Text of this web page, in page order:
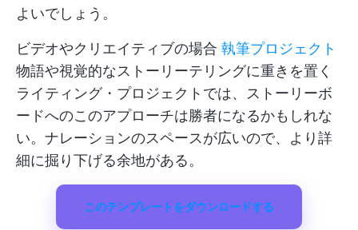
よいでしょう。
ビデオやクリエイティブの場合 執筆プロジェクト
物語や視覚的なストーリーテリングに重きを置く
ライティング・プロジェクトでは、ストーリーボ
ードへのこのアプローチは勝者になるかもしれな
い。ナレーションのスペースが広いので、より詳
細に掘り下げる余地がある。
このテンプレートをダウンロードする